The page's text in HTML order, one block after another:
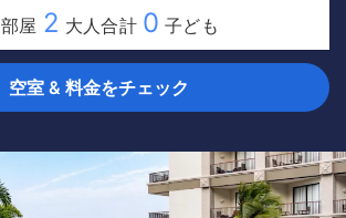
部屋 2 大人合計 0 子ども
空室 & 料金をチェック